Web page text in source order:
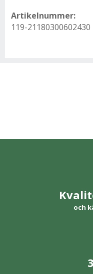
Artikelnummer:
119-21180300602430
och